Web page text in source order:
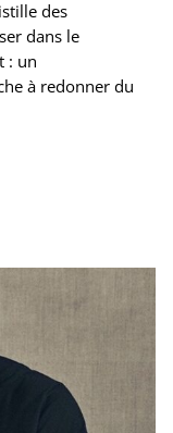
des
dans le
: un
à redonner du